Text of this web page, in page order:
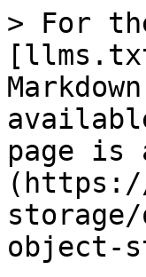
> For
page is
object-